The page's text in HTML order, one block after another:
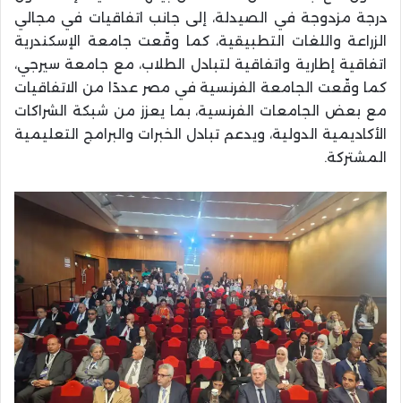
درجة مزدوجة في الصيدلة، إلى جانب اتفاقيات في مجالي
الزراعة واللغات التطبيقية، كما وقّعت جامعة الإسكندرية
اتفاقية إطارية واتفاقية لتبادل الطلاب، مع جامعة سيرجي،
كما وقّعت الجامعة الفرنسية في مصر عددًا من الاتفاقيات
مع بعض الجامعات الفرنسية، بما يعزز من شبكة الشراكات
الأكاديمية الدولية، ويدعم تبادل الخبرات والبرامج التعليمية
المشتركة.